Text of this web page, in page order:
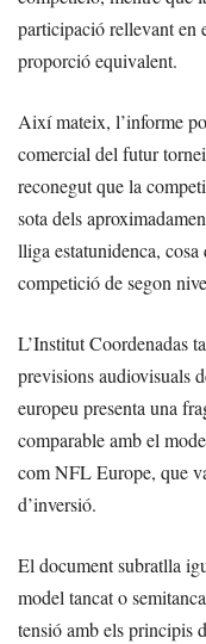
participació rellevant en
proporció equivalent.
Així mateix, l’informe
comercial del futur
reconegut que la
sota dels
lliga estatunidenca,
competició de segon
L’Institut Coordenadas
previsions audiovisuals
europeu presenta una
comparable amb el
com NFL Europe, que
d’inversió.
El document subratlla
model tancat o
tensió amb els principis